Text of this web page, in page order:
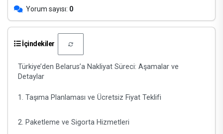
Yorum sayısı: 0
İçindekiler
Türkiye’den Belarus’a Nakliyat Süreci: Aşamalar ve
Detaylar
1. Taşıma Planlaması ve Ücretsiz Fiyat Teklifi
2. Paketleme ve Sigorta Hizmetleri